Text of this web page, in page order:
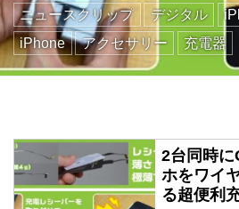
ニュースクリップ デジタル
iPhone
アクセサリー 充電器
2台同時
ホをワイ
る超便利